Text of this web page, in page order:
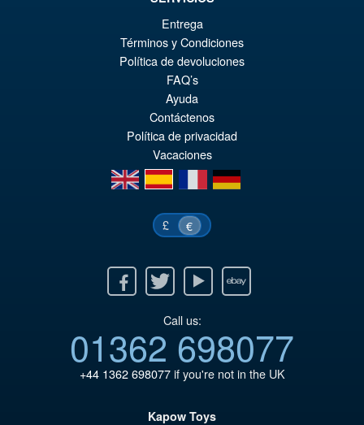
PRÉ COMMANDE
Entrega
Términos y Condiciones
Política de devoluciones
FAQ’s
Ayuda
Contáctenos
Política de privacidad
Vacaciones
en
es fr de
£ €
Twitter Youtube Ebay
Call us:
01362 698077
+44 1362 698077if you're not in the UK
Kapow Toys